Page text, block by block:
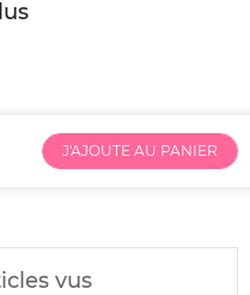
J'AJOUTE AU PANIER
vus